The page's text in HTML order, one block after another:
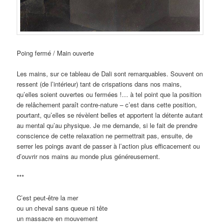
Poing fermé / Main ouverte
Les mains, sur ce tableau de Dali sont remarquables. Souvent on
ressent (de l’intérieur) tant de crispations dans nos mains,
qu’elles soient ouvertes ou fermées !… à tel point que la position
de relâchement paraît contre-nature – c’est dans cette position,
pourtant, qu’elles se révèlent belles et apportent la détente autant
au mental qu’au physique. Je me demande, si le fait de prendre
conscience de cette relaxation ne permettrait pas, ensuite, de
serrer les poings avant de passer à l’action plus efficacement ou
d’ouvrir nos mains au monde plus généreusement.
***
C’est peut-être la mer
ou un cheval sans queue ni tête
un massacre en mouvement